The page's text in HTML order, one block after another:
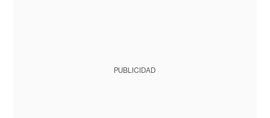
PUBLICIDAD